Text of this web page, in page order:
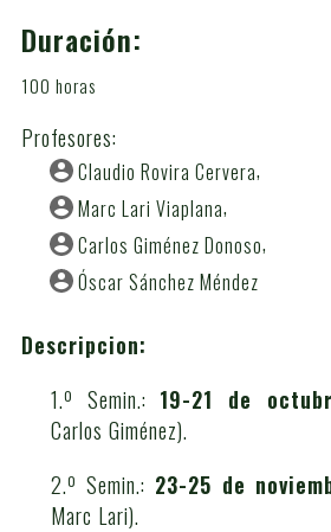
Duración:
100 horas
Profesores:
Claudio Rovira Cervera
Marc Lari Viaplana
Carlos Giménez Donoso
Óscar Sánchez Méndez
Descripcion:
1.º Semin.: 19-21 de
Carlos Giménez).
2.º Semin.: 23-25 de
Marc Lari).